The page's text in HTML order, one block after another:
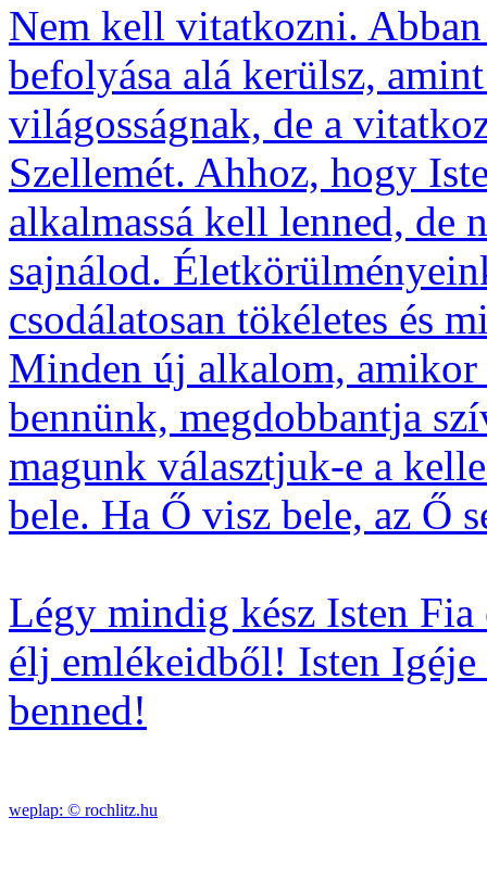
Nem kell vitatkozni.
befolyása alá kerülsz,
világosságnak, de a
Szellemét. Ahhoz, hogy
alkalmassá kell lenned, de
sajnálod.
csodálatosan tökéletes és
Minden új alkalom, amikor
bennünk, megdobbantja
magunk választjuk-e a
bele. Ha Ő visz bele, az Ő
Légy mindig kész Isten Fia
élj emlékeidből! Isten
benned!
weplap: © rochlitz.hu